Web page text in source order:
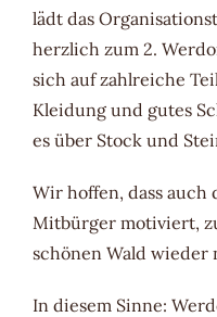
lädt das
herzlich zum 2.
sich auf zahlreiche
Kleidung und gutes
es über Stock und
Wir hoffen, dass auch
Mitbürger motiviert,
schönen Wald wieder
In diesem Sinne: